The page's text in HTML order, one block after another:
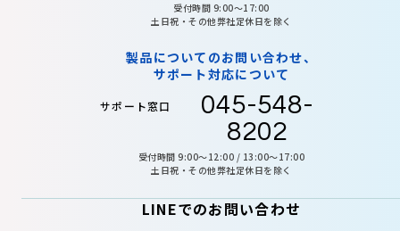
受付時間 9:00〜17:00
土日祝・その他弊社定休日を除く
製品についてのお問い合わせ、
サポート対応について
サポート窓口
045-548-
8202
受付時間 9:00～12:00 / 13:00～17:00
土日祝・その他弊社定休日を除く
LINEでのお問い合わせ